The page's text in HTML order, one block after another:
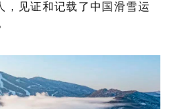
，见证和记载了中国滑雪运